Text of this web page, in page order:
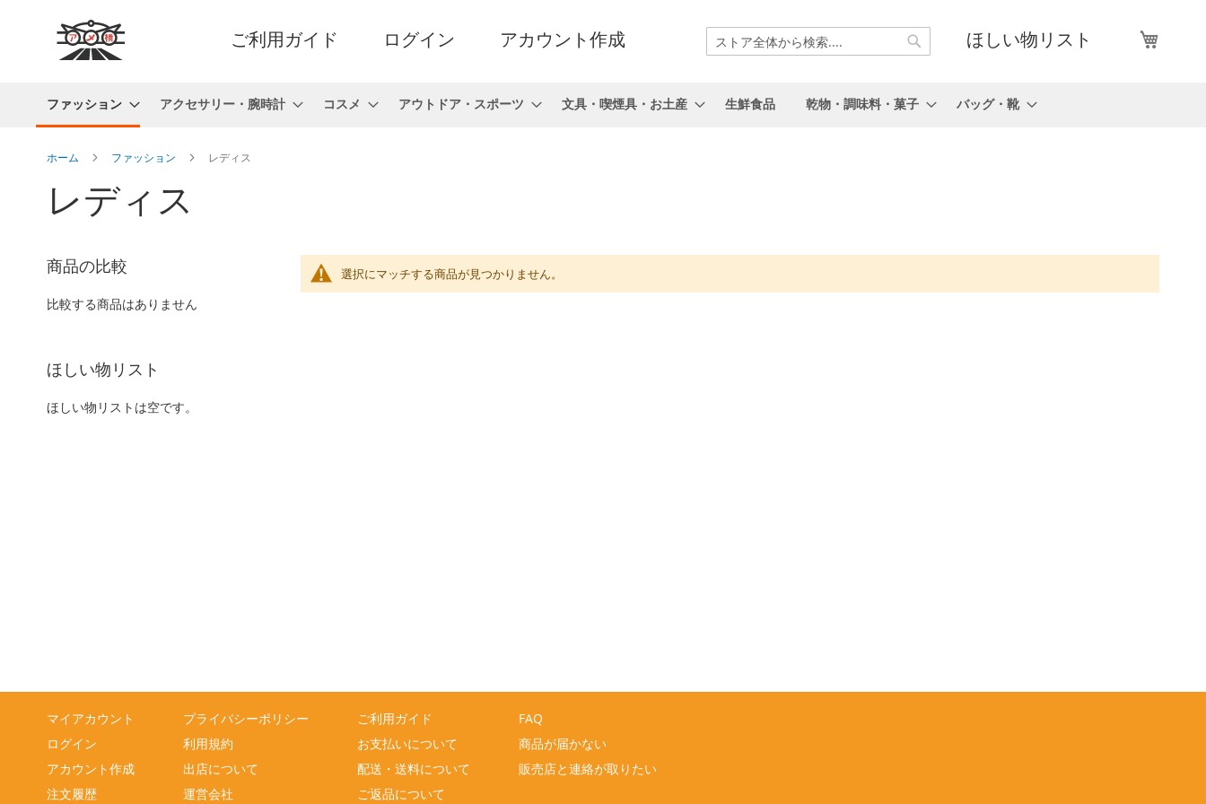
ほしい物リスト
検
ご利用ガイド ログイン アカウント作成
ファッション アクセサリー・腕時計 コスメ アウトドア・スポーツ 文具・喫煙具・お土産 生鮮食品 乾物・調味料・菓子 バッグ・靴
ホーム ファッション レディス
レディス
選択にマッチする商品が見つかりません。
商品の比較
比較する商品はありません
ほしい物リスト
ほしい物リストは空です。
マイアカウント
ログイン
アカウント作成
注文履歴
プライバシーポリシー
利用規約
出店について
運営会社
ご利用ガイド
お支払いについて
配送・送料について
ご返品について
FAQ
商品が届かない
販売店と連絡が取りたい